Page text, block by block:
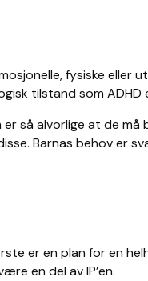
fysiske eller
tilstand som ADHD
så alvorlige at de må
Barnas behov er
er en plan for en
en del av IP’en.